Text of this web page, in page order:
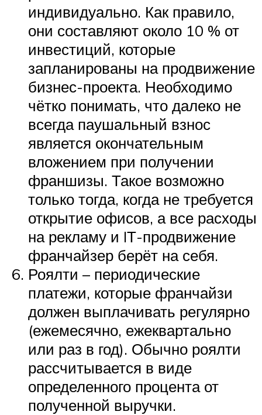
индивидуально. Как правило,
они составляют около 10 % от
инвестиций, которые
запланированы на продвижение
бизнес-проекта. Необходимо
чётко понимать, что далеко не
всегда паушальный взнос
является окончательным
вложением при получении
франшизы. Такое возможно
только тогда, когда не требуется
открытие офисов, а все расходы
на рекламу и IТ-продвижение
франчайзер берёт на себя.
Роялти – периодические
платежи, которые франчайзи
должен выплачивать регулярно
(ежемесячно, ежеквартально
или раз в год). Обычно роялти
рассчитывается в виде
определенного процента от
полученной выручки.